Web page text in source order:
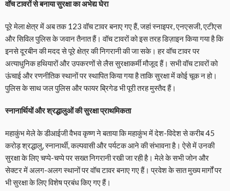
वॉच टावरों से बनाया सुरक्षा का अभेद्य घेरा
पूरे मेला क्षेत्र में अब तक 123 वॉच टावर बनाए गए हैं, जहां स्नाइपर, एनएसजी, एटीएस
और सिविल पुलिस के जवान तैनात हैं। वॉच टावरों को इस तरह डिज़ाइन किया गया है कि
इनसे दूरबीन की मदद से पूरे क्षेत्र की निगरानी की जा सके। हर वॉच टावर पर
अत्याधुनिक हथियारों और उपकरणों से लैस सुरक्षाकर्मी मौजूद हैं। सभी वॉच टावरों को
ऊंचाई और रणनीतिक स्थानों पर स्थापित किया गया है ताकि सुरक्षा में कोई चूक न हो।
पुलिस के साथ जल पुलिस और फायर ब्रिगेड भी पूरी तरह मुस्तैद हैं।
स्नानार्थियों और श्रद्धालुओं की सुरक्षा प्राथमिकता
महाकुंभ मेले के डीआईजी वैभव कृष्ण ने बताया कि महाकुंभ में देश-विदेश से करीब 45
करोड़ श्रद्धालु, स्नानार्थी, कल्पवासी और पर्यटक आने की संभावना है। ऐसे में उनकी
सुरक्षा के लिए चप्पे-चप्पे पर सख्त निगरानी रखी जा रही है। मेले के सभी जोन और
सेक्टर में अलग-अलग स्थानों पर वॉच टावर बनाए गए हैं। प्रवेश के सात मुख्य मार्गों पर
भी सुरक्षा के लिए विशेष प्रबंध किए गए हैं।